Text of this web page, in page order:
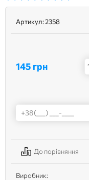
Артикул:2358
145 грн
До порівняння
Виробник: